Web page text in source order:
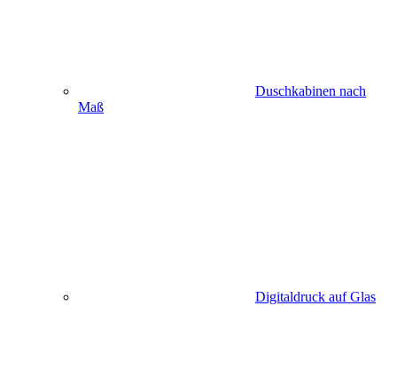
Duschkabinen nach
Maß
Digitaldruck auf Glas